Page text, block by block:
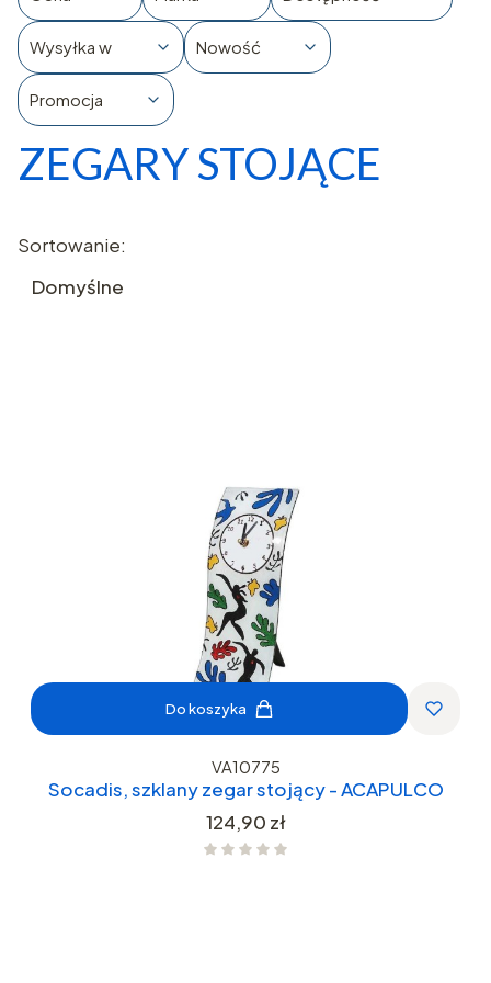
Wysyłka w Nowość
Promocja
Koniec filtrów
ZEGARY STOJĄCE
Lista produktów
Sortowanie:
Domyślne
Do koszyka
VA10775
Socadis, szklany zegar stojący - ACAPULCO
Cena
124,90 zł